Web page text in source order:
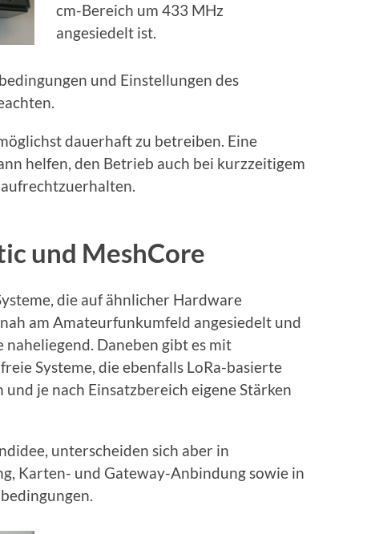
cm-Bereich um 433 MHz
angesiedelt ist.
und Einstellungen des
dauerhaft zu betreiben. Eine
helfen, den Betrieb auch bei kurzzeitigem
und MeshCore
die auf ähnlicher Hardware
am Amateurfunkumfeld angesiedelt und
Daneben gibt es mit
Systeme, die ebenfalls LoRa-basierte
je nach Einsatzbereich eigene Stärken
unterscheiden sich aber in
Karten- und Gateway-Anbindung sowie in